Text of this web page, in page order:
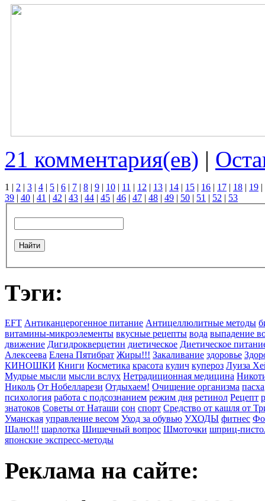
21 комментария(ев) |
1 | 2 | 3 | 4 | 5 | 6 | 7 | 8 | 9 | 10 | 11 | 12 | 13 | 14 | 15 | 16 | 17 | 18 | 19 |
39 | 40 | 41 | 42 | 43 | 44 | 45 | 46 | 47 | 48 | 49 | 50 | 51 | 52 | 53
Тэги:
EFT Антиканцерогенное питание Антицеллюлитные методы
витамины-микроэлементы вкусные рецепты вода выпадение
движение Дигидрокверцетин диетическое Диетическое
Алексеева Елена Пятибрат Жиры!!! Закаливание здоровье
КИНОШКИ Книги Косметика красота кулич купероз Луиза
Мудрые мысли мысли вслух Нетрадиционная медицина
Николь От Нобелларези Отдыхаем! Очищение организма пасха
психология работа с подсознанием режим дня ретинол Рецепт
знатоков Советы от Наташи сон спорт Средство от кашля от
Уманская управление весом Уход за обувью УХОДЫ фитнес
Шалю!!! шарлотка Шишечный вопрос Шмоточки шприц-
японские экспресс-методы
Реклама на сайте: